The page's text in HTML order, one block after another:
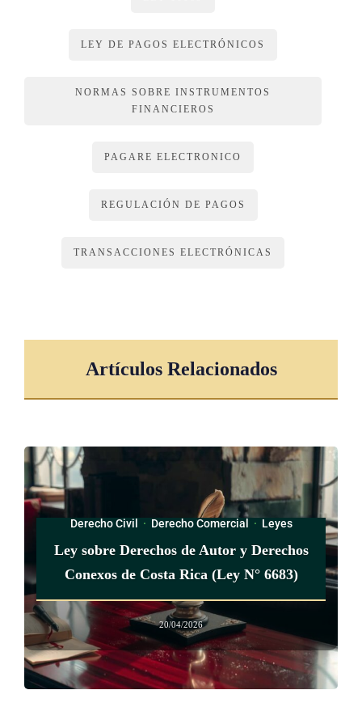
Obligación de reserva.
Los Registros Centralizados solo podrán suministrar
ley y conforme a la reglamentación que al efecto se emita.
CAPÍTULO V
TRASLADO DE LA LETRA DE CAMBIO Y
PAGARÉ ELECTRÓNICOS
A OTROS REGISTROS CENTRALIZADOS
ARTÍCULO 15
Traslado de la letra de cambio y pagaré electrónicos. El
legítimo tenedor de una letra de cambio o pagaré electrónicos
tendrá la posibilidad de trasladarlos de un Registro
Centralizado autorizado a otro, siempre y cuando no existan
LEY DE PAGOS ELECTRÓNICOS
NORMAS SOBRE INSTRUMENTOS
FINANCIEROS
PAGARE ELECTRONICO
REGULACIÓN DE PAGOS
TRANSACCIONES ELECTRÓNICAS
Artículos Relacionados
Derecho Civil · Derecho Comercial · Leyes
Ley sobre Derechos de Autor y Derechos
Conexos de Costa Rica (Ley N° 6683)
20/04/2026